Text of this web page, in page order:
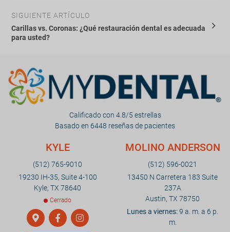
dos semanas en llegar del laboratorio. La detección
temprana mediante pruebas de rutina permite obtener
SIGUIENTE ARTÍCULO
Carillas vs. Coronas: ¿Qué restauración dental es adecuada
para usted?
Calificado con 4.8/5 estrellas
Basado en 6448 reseñas de pacientes
KYLE
(512) 765-9010
19230 IH-35, Suite 4-100
Kyle, TX 78640
Cerrado
MOLINO ANDERSON
(512) 596-0021
13450 N Carretera 183 Suite
237A
Austin, TX 78750
Lunes a viernes:9 a. m. a 6 p.
m.